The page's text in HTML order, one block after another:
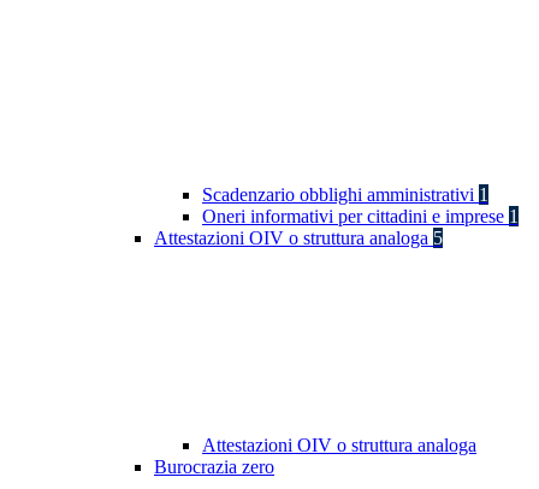
Scadenzario obblighi amministrativi 1
Oneri informativi per cittadini e imprese 1
Attestazioni OIV o struttura analoga 5
Attestazioni OIV o struttura analoga
Burocrazia zero